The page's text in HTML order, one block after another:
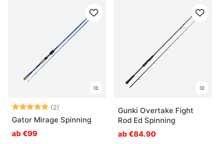
Bewertung:(2)
5.0 von 5 Sternen
Gator Mirage Spinning
ab €99
Gunki Overtake Fight
Rod Ed Spinning
ab €84.90